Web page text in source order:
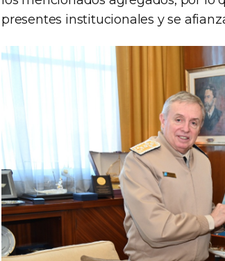
presentes institucionales y se